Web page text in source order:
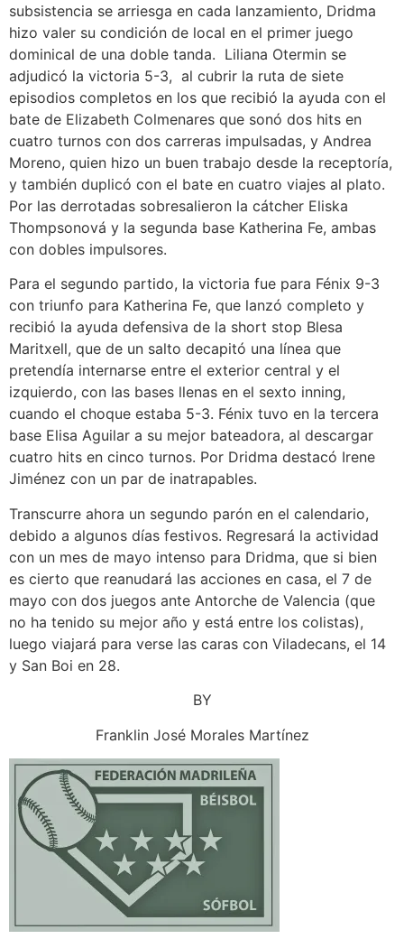
subsistencia se arriesga en cada lanzamiento, Dridma
hizo valer su condición de local en el primer juego
dominical de una doble tanda. Liliana Otermin se
adjudicó la victoria 5-3, al cubrir la ruta de siete
episodios completos en los que recibió la ayuda con el
bate de Elizabeth Colmenares que sonó dos hits en
cuatro turnos con dos carreras impulsadas, y Andrea
Moreno, quien hizo un buen trabajo desde la receptoría,
y también duplicó con el bate en cuatro viajes al plato.
Por las derrotadas sobresalieron la cátcher Eliska
Thompsonová y la segunda base Katherina Fe, ambas
con dobles impulsores.
Para el segundo partido, la victoria fue para Fénix 9-3
con triunfo para Katherina Fe, que lanzó completo y
recibió la ayuda defensiva de la short stop Blesa
Maritxell, que de un salto decapitó una línea que
pretendía internarse entre el exterior central y el
izquierdo, con las bases llenas en el sexto inning,
cuando el choque estaba 5-3. Fénix tuvo en la tercera
base Elisa Aguilar a su mejor bateadora, al descargar
cuatro hits en cinco turnos. Por Dridma destacó Irene
Jiménez con un par de inatrapables.
Transcurre ahora un segundo parón en el calendario,
debido a algunos días festivos. Regresará la actividad
con un mes de mayo intenso para Dridma, que si bien
es cierto que reanudará las acciones en casa, el 7 de
mayo con dos juegos ante Antorche de Valencia (que
no ha tenido su mejor año y está entre los colistas),
luego viajará para verse las caras con Viladecans, el 14
y San Boi en 28.
BY
Franklin José Morales Martínez